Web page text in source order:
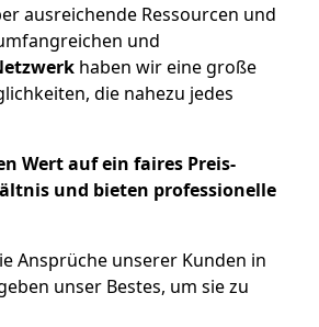
ausreichende Ressourcen und
und
haben wir eine große
die nahezu jedes
Wert auf ein faires Preis-
und bieten professionelle
Ansprüche unserer Kunden in
unser Bestes, um sie zu